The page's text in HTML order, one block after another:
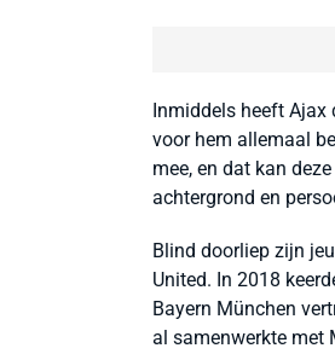
Inmiddels heeft Ajax
voor hem allemaal
mee, en dat kan
achtergrond en
Blind doorliep zijn
United. In 2018
Bayern München
al samenwerkte met